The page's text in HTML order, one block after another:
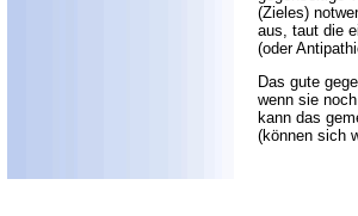
(Zieles)
aus, taut die
(oder
Das gute
wenn sie
kann das
(können sich